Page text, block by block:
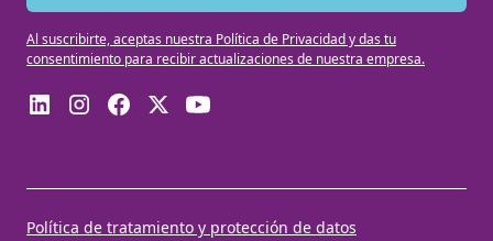
Al suscribirte, aceptas nuestra Política de Privacidad y das tu
consentimiento para recibir actualizaciones de nuestra empresa.
Política de tratamiento y protección de datos